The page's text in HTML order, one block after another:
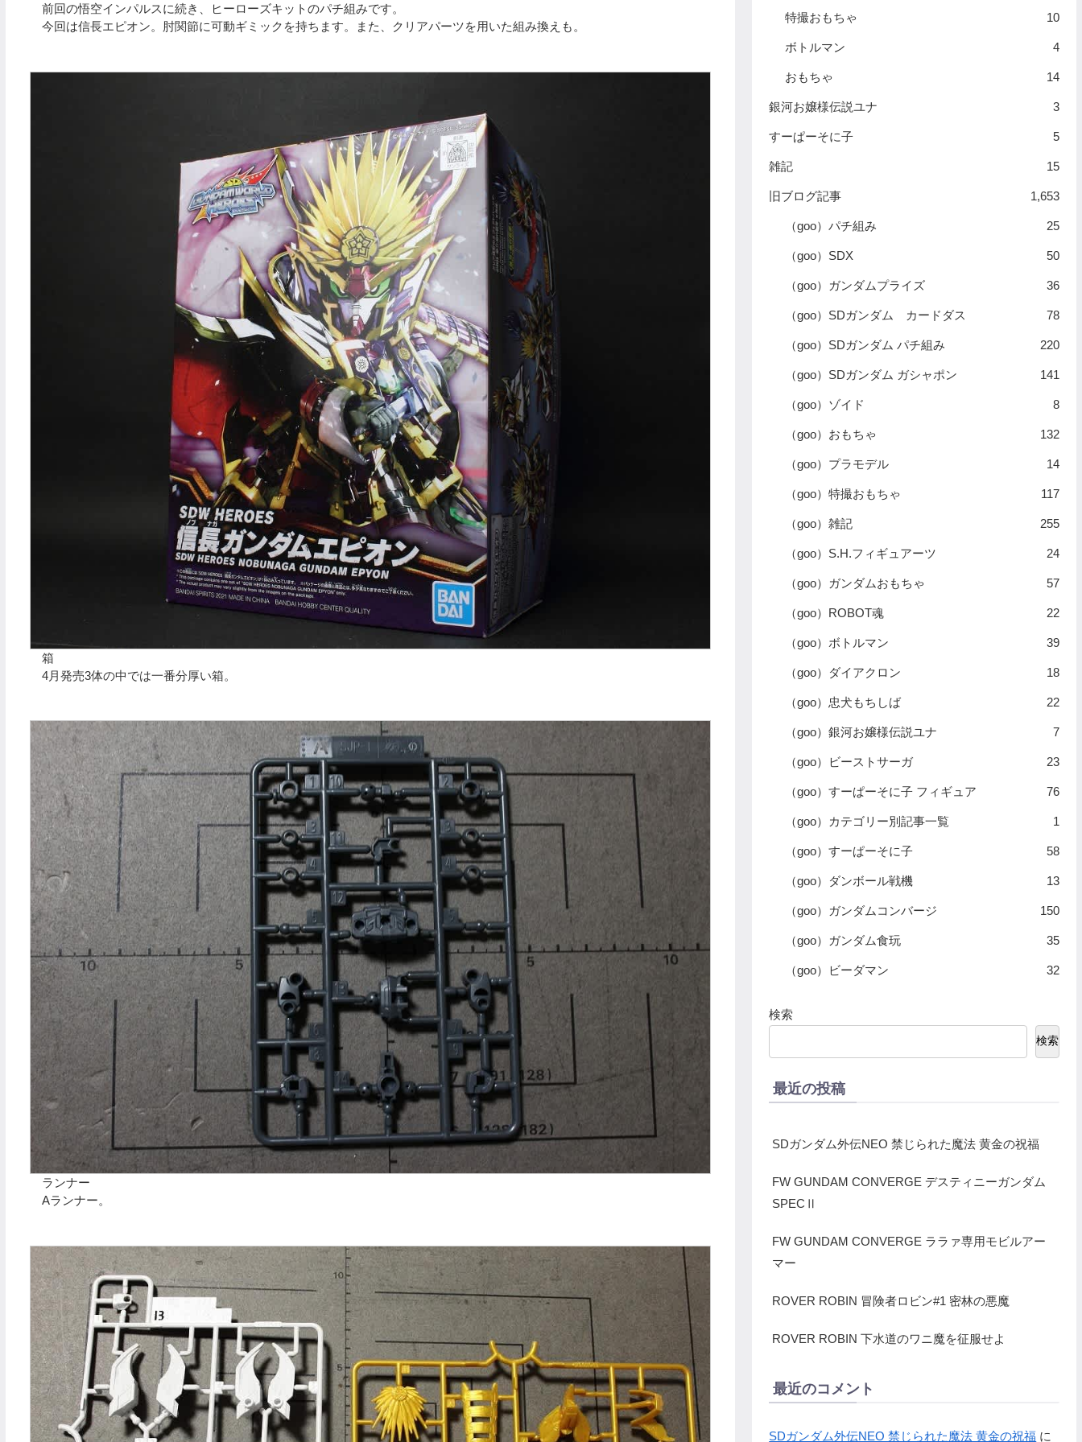
前回の悟空インパルスに続き、ヒーローズキットのパチ組みです。
今回は信長エピオン。肘関節に可動ギミックを持ちます。また、クリアパーツを用いた組み換えも。
箱
4月発売3体の中では一番分厚い箱。
ランナー
Aランナー。
特撮おもちゃ 10
ボトルマン 4
おもちゃ 14
銀河お嬢様伝説ユナ 3
すーぱーそに子 5
雑記 15
旧ブログ記事 1,653
（goo）パチ組み 25
（goo）SDX 50
（goo）ガンダムプライズ 36
（goo）SDガンダム カードダス 78
（goo）SDガンダム パチ組み 220
（goo）SDガンダム ガシャポン 141
（goo）ゾイド 8
（goo）おもちゃ 132
（goo）プラモデル 14
（goo）特撮おもちゃ 117
（goo）雑記 255
（goo）S.H.フィギュアーツ 24
（goo）ガンダムおもちゃ 57
（goo）ROBOT魂 22
（goo）ボトルマン 39
（goo）ダイアクロン 18
（goo）忠犬もちしば 22
（goo）銀河お嬢様伝説ユナ 7
（goo）ビーストサーガ 23
（goo）すーぱーそに子 フィギュア 76
（goo）カテゴリー別記事一覧 1
（goo）すーぱーそに子 58
（goo）ダンボール戦機 13
（goo）ガンダムコンバージ 150
（goo）ガンダム食玩 35
（goo）ビーダマン 32
検索
検索
最近の投稿
SDガンダム外伝NEO 禁じられた魔法 黄金の祝福
FW GUNDAM CONVERGE デスティニーガンダム
SPECⅡ
FW GUNDAM CONVERGE ララァ専用モビルアー
マー
ROVER ROBIN 冒険者ロビン#1 密林の悪魔
ROVER ROBIN 下水道のワニ魔を征服せよ
最近のコメント
SDガンダム外伝NEO 禁じられた魔法 黄金の祝福 に